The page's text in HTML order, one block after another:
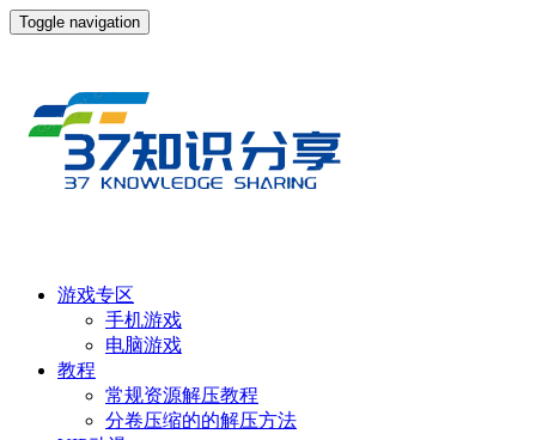
Toggle navigation
游戏专区
手机游戏
电脑游戏
教程
常规资源解压教程
分卷压缩的的解压方法